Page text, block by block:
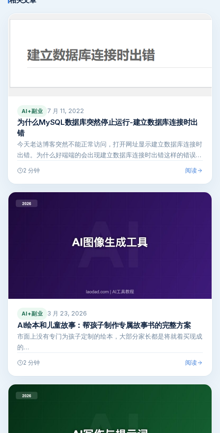
AI+副业 7 月 11, 2022
为什么MySQL数据库突然停止运行-建立数据库连接时出
错
今天老达博客突然不能正常访问，打开网址显示建立数据库连接时
出错。为什么好端端的会出现建立数据库连接时出错这样的错误
2 分钟 阅读
AI+副业 3 月 23, 2026
AI绘本和儿童故事：帮孩子制作专属故事书的完整方案
市面上没有专门为孩子定制的绘本，大部分家长都是将就着买现成
的…
2 分钟 阅读